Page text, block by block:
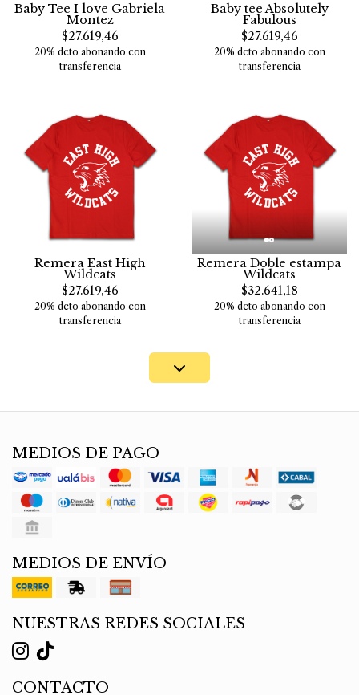
Baby Tee I love Gabriela
Montez
$27.619,46
20% dcto abonando con
transferencia
Baby tee Absolutely
Fabulous
$27.619,46
20% dcto abonando con
transferencia
Remera East High
Wildcats
$27.619,46
20% dcto abonando con
transferencia
Remera Doble estampa
Wildcats
$32.641,18
20% dcto abonando con
transferencia
MEDIOS DE PAGO
MEDIOS DE ENVÍO
NUESTRAS REDES SOCIALES
CONTACTO